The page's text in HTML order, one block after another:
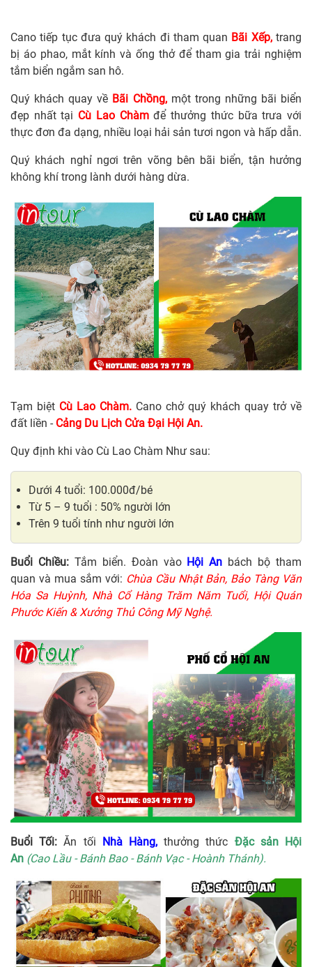
Cano tiếp tục đưa quý khách đi tham quan Bãi Xếp,trang
bị áo phao, mắt kính và ống thở để tham gia trải nghiệm
tắm biển ngắm san hô.
Quý khách quay về Bãi Chồng,một trong những bãi biển
đẹp nhất tại Cù Lao Chàmđể thưởng thức bữa trưa với
thực đơn đa dạng, nhiều loại hải sản tươi ngon và hấp dẫn.
Quý khách nghỉ ngơi trên võng bên bãi biển, tận hưởng
không khí trong lành dưới hàng dừa.
Tạm biệt Cù Lao Chàm. Cano chở quý khách quay trở về
đất liền - Cảng Du Lịch Cửa Đại Hội An.
Quy định khi vào Cù Lao Chàm Như sau:
Dưới 4 tuổi: 100.000đ/bé
Từ 5 – 9 tuổi : 50% người lớn
Trên 9 tuổi tính như người lớn
Buổi Chiều: Tắm biển. Đoàn vào Hội An bách bộ tham
quan và mua sắm với: Chùa Cầu Nhật Bản, Bảo Tàng Văn
Hóa Sa Huỳnh, Nhà Cổ Hàng Trăm Năm Tuổi, Hội Quán
Phước Kiến & Xưởng Thủ Công Mỹ Nghệ.
Buổi Tối:Ăn tối Nhà Hàng, thưởng thức Đặc sản Hội
An (Cao Lầu - Bánh Bao - Bánh Vạc - Hoành Thánh).